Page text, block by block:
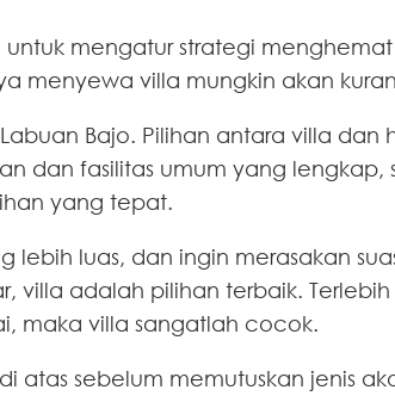
mengatur strategi
menyewa villa mungkin akan
Bajo. Pilihan antara villa dan
dan fasilitas umum yang lengkap,
yang tepat.
luas, dan ingin merasakan
villa adalah pilihan terbaik.
maka villa sangatlah cocok.
sebelum memutuskan jenis